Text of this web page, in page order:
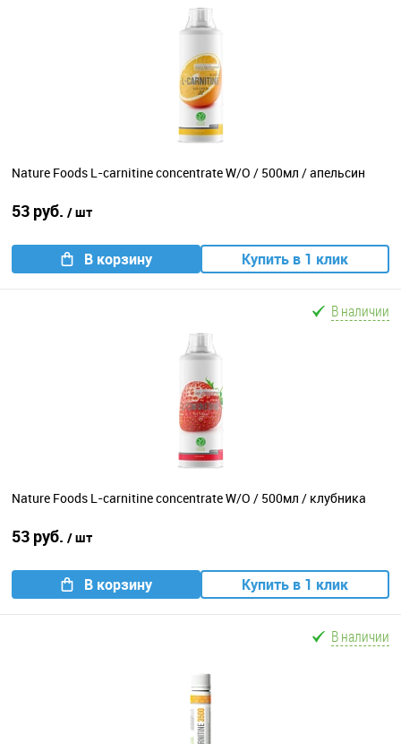
Nature Foods L-carnitine concentrate W/O / 500мл / апельсин
53 руб. / шт
В корзину Купить в 1 клик
В наличии
Nature Foods L-carnitine concentrate W/O / 500мл / клубника
53 руб. / шт
В корзину Купить в 1 клик
В наличии